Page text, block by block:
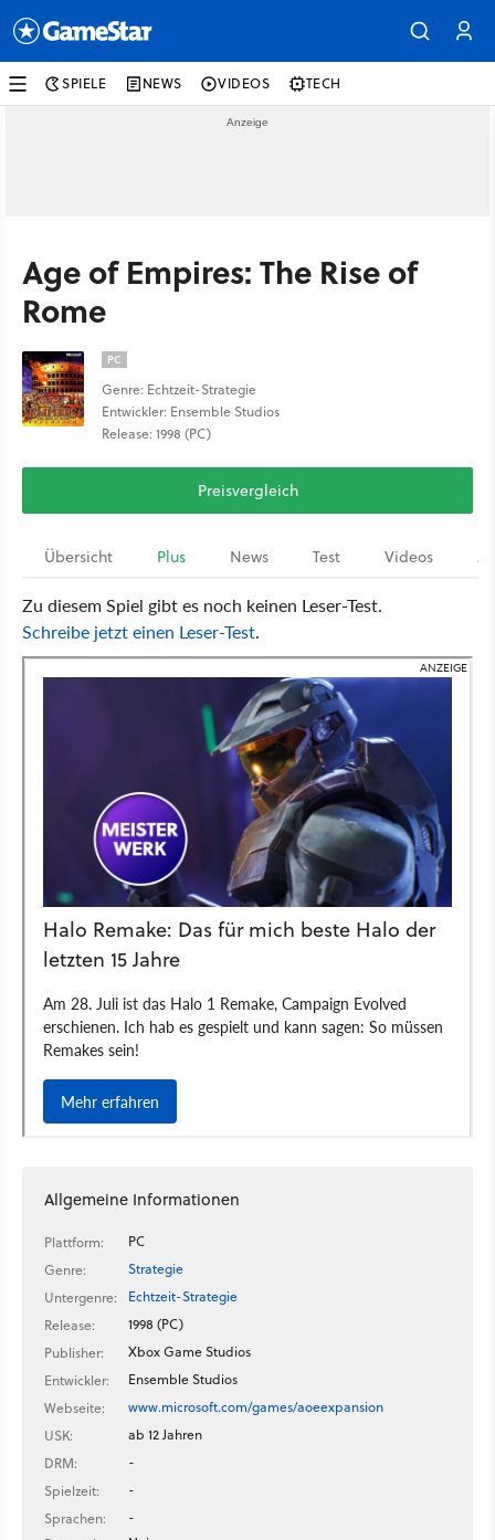
SPIELE NEWS VIDEOS TECH
Age of Empires: The Rise of
Rome
PC
Genre: Echtzeit-Strategie
Entwickler: Ensemble Studios
Release: 1998 (PC)
Preisvergleich
Übersicht Plus News Test Videos
Zu diesem Spiel gibt es noch keinen Leser-Test.
Schreibe jetzt einen Leser-Test.
Allgemeine Informationen
Plattform:
PC
Genre:
Strategie
Untergenre:
Echtzeit-Strategie
Release:
1998 (PC)
Publisher:
Xbox Game Studios
Entwickler:
Ensemble Studios
Webseite:
www.microsoft.com/games/aoeexpansion
USK:
ab 12 Jahren
DRM:
-
Spielzeit:
-
Sprachen:
-